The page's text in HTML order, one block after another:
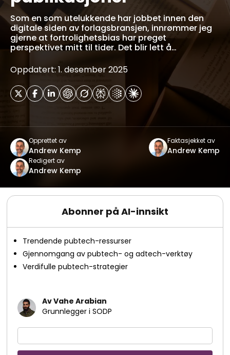
Som en som utelukkende har jobbet innen den
digitale siden av forlagsbransjen, innrømmer jeg
gjerne at fortrolighetsbias har preget
perspektivet mitt til tider. Det blir lett å…
Oppdatert: 1. desember 2025
Opprettet av
Andrew Kemp
Faktasjekket av
Andrew Kemp
Redigert av
Andrew Kemp
Abonner på AI-innsikt
Trendende pubtech-ressurser
Gjennomgang av pubtech- og adtech-verktøy
Verdifulle pubtech-strategier
Av Vahe Arabian
Grunnlegger i SODP